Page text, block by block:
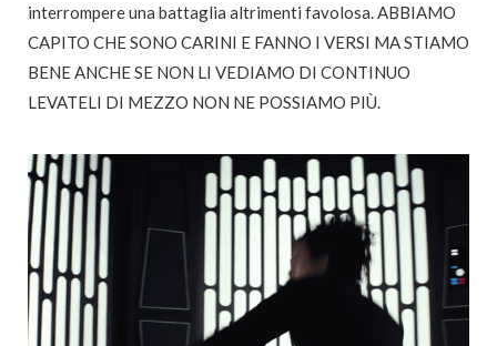
interrompere una battaglia altrimenti favolosa. ABBIAMO
CAPITO CHE SONO CARINI E FANNO I VERSI MA STIAMO
BENE ANCHE SE NON LI VEDIAMO DI CONTINUO
LEVATELI DI MEZZO NON NE POSSIAMO PIÙ.